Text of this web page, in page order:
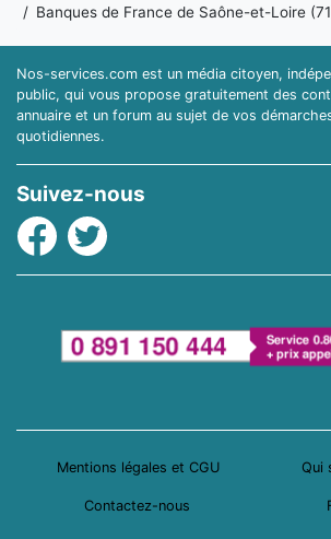
Banques de France de Saône-et-Loire
Nos-services.com est un média citoyen,
public, qui vous propose gratuitement des
annuaire et un forum au sujet de vos
quotidiennes.
Suivez-nous
Facebook
Twitter
Mentions légales et CGU Qui
Contactez-nous